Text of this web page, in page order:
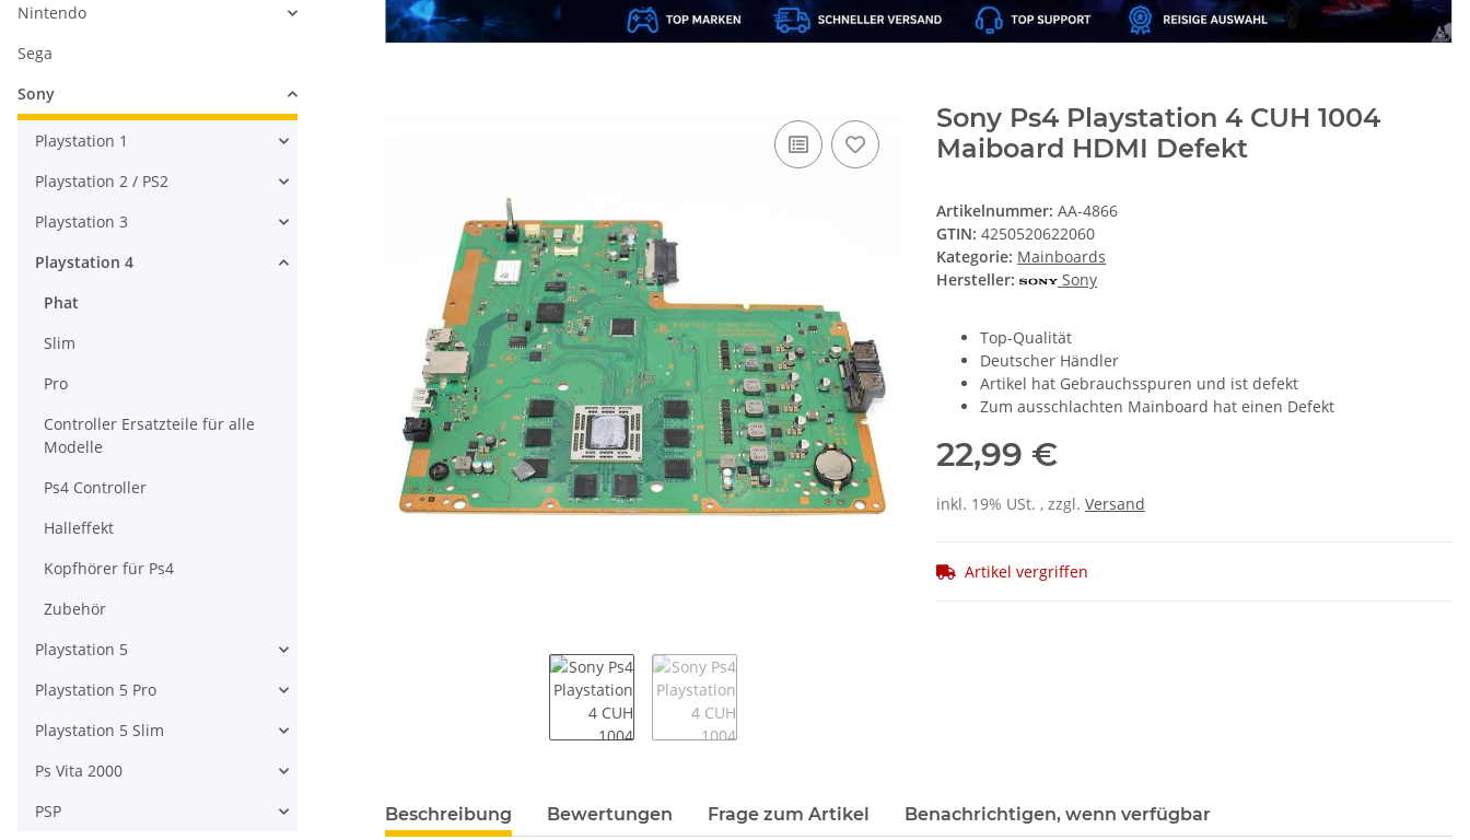
Sony Ps4 Playstation 4 CUH 1004
Maiboard HDMI Defekt
Artikelnummer: AA-4866
GTIN: 4250520622060
Kategorie: Mainboards
Hersteller:
Sony
Top-Qualität
Deutscher Händler
Artikel hat Gebrauchsspuren und ist defekt
Zum ausschlachten Mainboard hat einen Defekt
22,99 €
inkl. 19% USt. , zzgl. Versand
Artikel vergriffen
weitere Registerkarten anzeigen
Beschreibung Bewertungen Frage zum Artikel Benachrichtigen, wenn verfügbar
Nintendo
Sega
Sony
Playstation 1
Playstation 2 / PS2
Playstation 3
Playstation 4
Phat
Slim
Pro
Controller Ersatzteile für alle
Modelle
Ps4 Controller
Halleffekt
Kopfhörer für Ps4
Zubehör
Playstation 5
Playstation 5 Pro
Playstation 5 Slim
Ps Vita 2000
PSP